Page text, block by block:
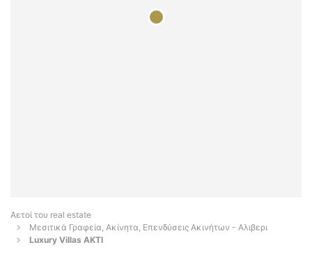
Αετοί του real estate
Μεσιτικά Γραφεία, Ακίνητα, Επενδύσεις Ακινήτων - Αλιβερι
Luxury Villas AKTI